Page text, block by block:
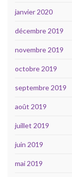
janvier 2020
décembre 2019
novembre 2019
octobre 2019
septembre 2019
août 2019
juillet 2019
juin 2019
mai 2019